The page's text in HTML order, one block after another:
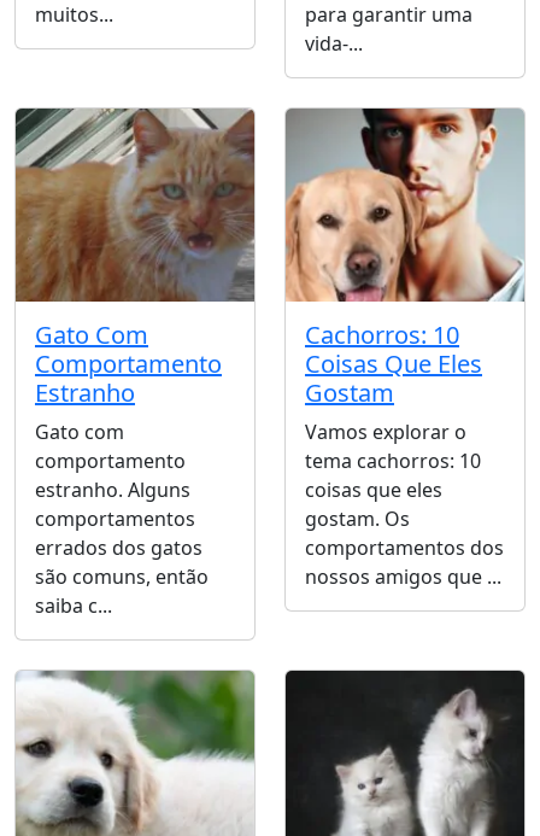
muitos...
para garantir uma
vida-...
Gato Com
Comportamento
Estranho
Gato com
comportamento
estranho. Alguns
comportamentos
errados dos gatos
são comuns, então
saiba c...
Cachorros: 10
Coisas Que Eles
Gostam
Vamos explorar o
tema cachorros: 10
coisas que eles
gostam. Os
comportamentos dos
nossos amigos que ...